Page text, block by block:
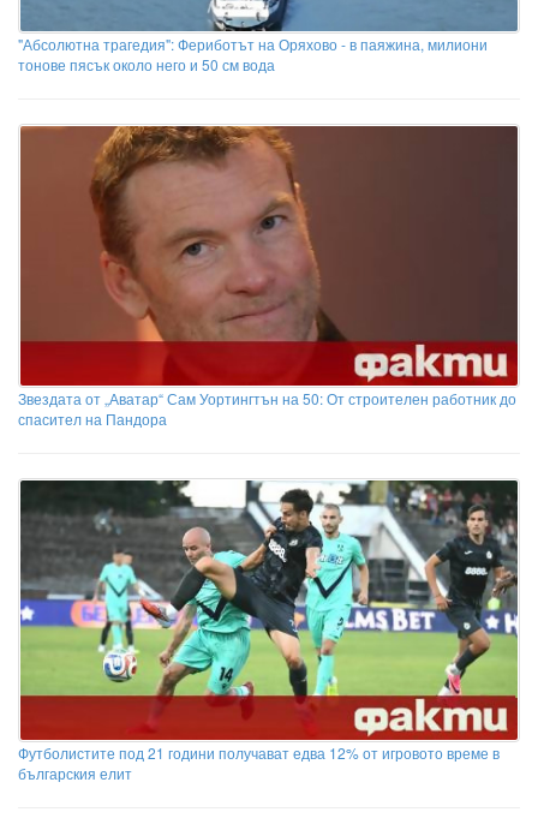
"Абсолютна трагедия": Фериботът на Оряхово - в паяжина, милиони
тонове пясък около него и 50 см вода
Звездата от „Аватар“ Сам Уортингтън на 50: От строителен работник до
спасител на Пандора
Футболистите под 21 години получават едва 12% от игровото време в
българския елит